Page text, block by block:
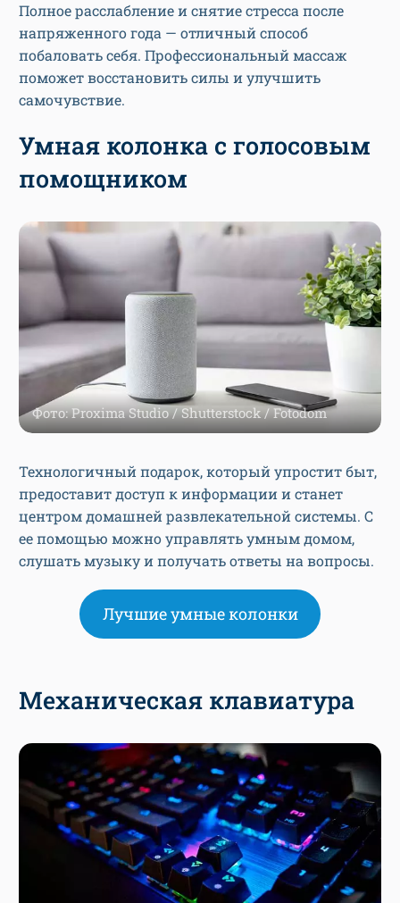
Полное расслабление и снятие стресса после
напряженного года — отличный способ
побаловать себя. Профессиональный массаж
поможет восстановить силы и улучшить
самочувствие.
Умная колонка с голосовым
помощником
Фото: Proxima Studio / Shutterstock / Fotodom
Технологичный подарок, который упростит быт,
предоставит доступ к информации и станет
центром домашней развлекательной системы. С
ее помощью можно управлять умным домом,
слушать музыку и получать ответы на вопросы.
Лучшие умные колонки
Механическая клавиатура